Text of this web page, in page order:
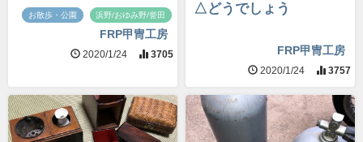
お散歩・公園 浜野/おゆみ野/誉田
FRP甲冑工房
2020/1/24 3705
△どうでしょう
FRP甲冑工房
2020/1/24 3757